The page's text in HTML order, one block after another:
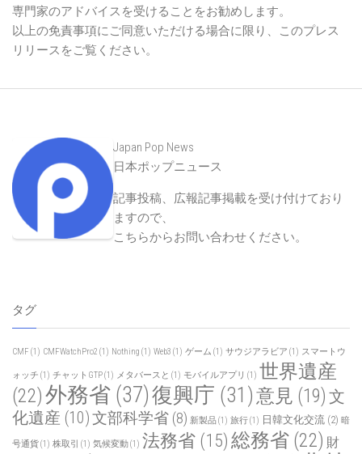
専門家のアドバイスを受けることをお勧めします。
以上の免責事項にご同意いただける場合に限り、このプレス
リリースをご覧ください。
Japan Pop News
日本ポップニュース
記事投稿、広報記事掲載を受け付けており
ますので、
こちらからお問い合わせください。
タグ
CMF (1) CMFWatchPro2 (1) Nothing (1) Web3 (1) ゲーム (1) サウジアラビア (1) スマートウ
ォッチ (1) チャットGTP(1) メタバースと (1) モバイルアプリ (1) 世界遺産
(22)外務省 (37)復興庁 (31)意見 (19) 文
化遺産 (10)文部科学省 (8) 新製品(1) 旅行(1) 日韓文化交流 (2) 暗
号通貨(1) 株取引 (1) 気候変動(1) 法務省 (15) 総務省 (22) 財